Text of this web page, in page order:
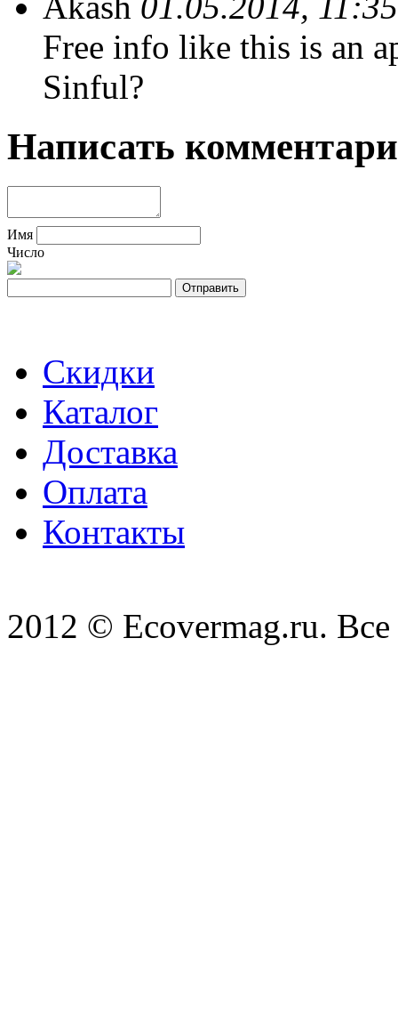
Free info like this is an
Sinful?
Написать
Имя
Число
Скидки
Каталог
Доставка
Оплата
Контакты
2012 © Ecovermag.ru.